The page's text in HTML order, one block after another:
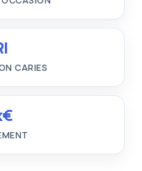
CARIES